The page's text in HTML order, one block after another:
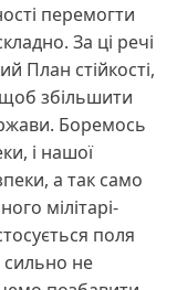
перемогти
За ці речі
План стійкості,
збільшити
Боремось
і нашої
а так само
мілітарі-
поля
сильно не